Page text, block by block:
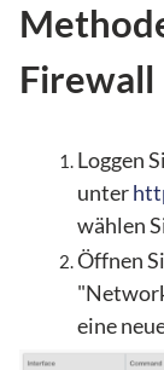
Firewall
Loggen
unter
wählen
Öffnen
eine